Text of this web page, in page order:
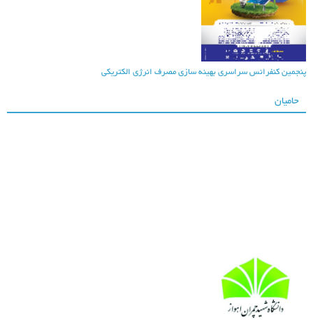
کنفرانس سراسری بهینه سازی مصرف انرژی الکتریکی
حامیان